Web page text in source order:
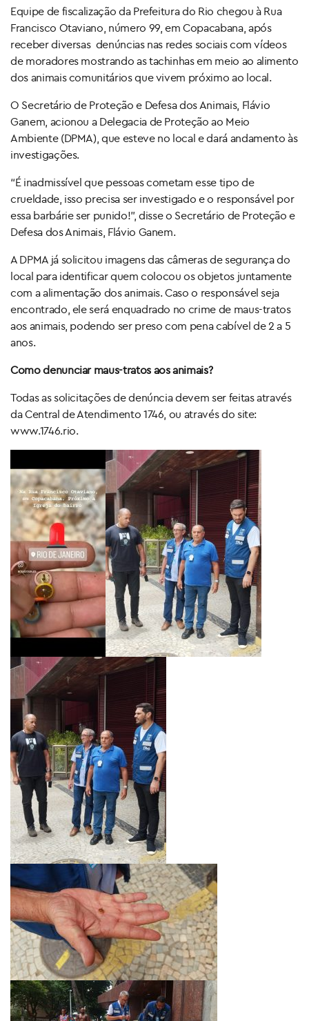
Equipe de fiscalização da Prefeitura do Rio chegou à Rua
Francisco Otaviano, número 99, em Copacabana, após
receber diversas denúncias nas redes sociais com vídeos
de moradores mostrando as tachinhas em meio ao alimento
dos animais comunitários que vivem próximo ao local.
O Secretário de Proteção e Defesa dos Animais, Flávio
Ganem, acionou a Delegacia de Proteção ao Meio
Ambiente (DPMA), que esteve no local e dará andamento às
investigações.
“É inadmissível que pessoas cometam esse tipo de
crueldade, isso precisa ser investigado e o responsável por
essa barbárie ser punido!”, disse o Secretário de Proteção e
Defesa dos Animais, Flávio Ganem.
A DPMA já solicitou imagens das câmeras de segurança do
local para identificar quem colocou os objetos juntamente
com a alimentação dos animais. Caso o responsável seja
encontrado, ele será enquadrado no crime de maus-tratos
aos animais, podendo ser preso com pena cabível de 2 a 5
anos.
Como denunciar maus-tratos aos animais?
Todas as solicitações de denúncia devem ser feitas através
da Central de Atendimento 1746, ou através do site:
www.1746.rio.